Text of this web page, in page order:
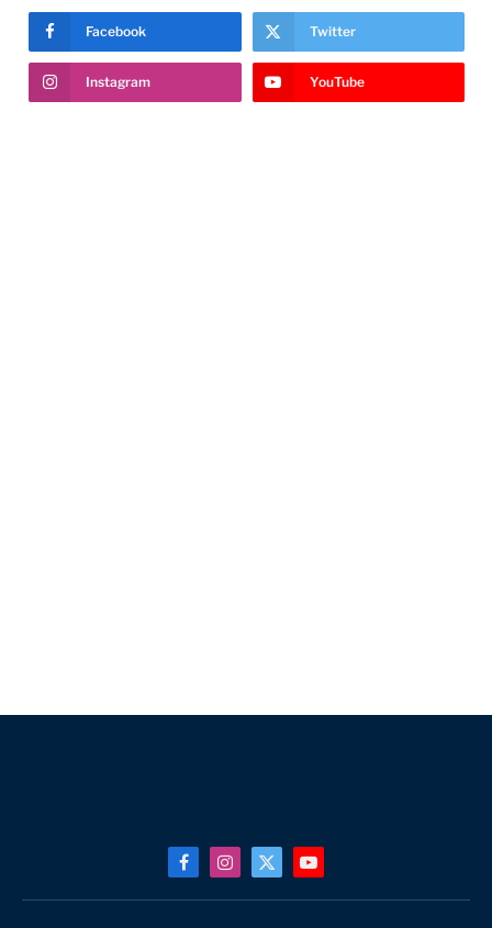
Facebook Twitter
Instagram YouTube
FacebookInstagram
X
(Twitter)
YouTube